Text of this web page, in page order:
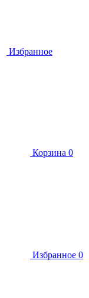
Избранное
Корзина 0
Избранное 0